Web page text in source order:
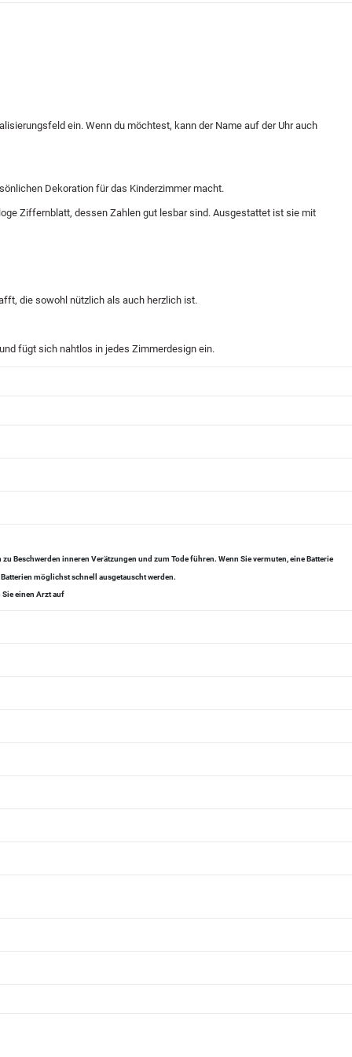
ein. Wenn du möchtest, kann der Name auf der Uhr auch
Dekoration für das Kinderzimmer macht.
Ziffernblatt, dessen Zahlen gut lesbar sind. Ausgestattet ist sie mit
die sowohl nützlich als auch herzlich ist.
fügt sich nahtlos in jedes Zimmerdesign ein.
Beschwerden inneren Verätzungen und zum Tode führen. Wenn Sie vermuten, eine Batterie
möglichst schnell ausgetauscht werden.
einen Arzt auf